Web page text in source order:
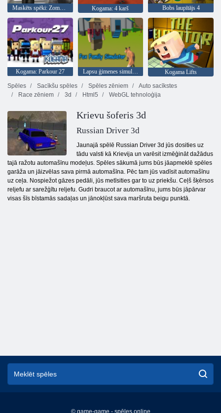
Maskēts spēki: Zombie Survival Kogama: 4 karš Bobs laupītājs 4
Kogama: Parkour 27 Lapsu ģimenes simulators
Kogama Lifts
Spēles
Sacīkšu spēles Spēles zēniem
Auto sacīkstes
Race zēniem
3d Html5 WebGL tehnoloģija
Krievu šoferis 3d
Russian Driver 3d
Jaunajā spēlē Russian Driver 3d jūs dosities uz
tādu valsti kā Krievija un varēsit izmēģināt dažādus
tajā ražotu automašīnu modeļus. Spēles sākumā jums būs jāapmeklē spēles
garāža un jāizvēlas sava pirmā automašīna. Pēc tam jūs vadīsit automašīnu
uz ceļa. Nospiežot gāzes pedāli, jūs metīsities gar to uz priekšu. Ceļš šķērsos
reljefu ar sarežģītu reljefu. Gudri braucot ar automašīnu, jums būs jāpārvar
visas šīs bīstamās sadaļas un jānokļūst sava maršruta beigu punktā.
© game-game - spēles online